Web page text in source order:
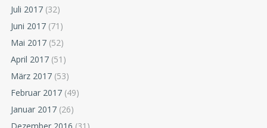
Juli 2017 (32)
Juni 2017 (71)
Mai 2017 (52)
April 2017 (51)
März 2017 (53)
Februar 2017 (49)
Januar 2017 (26)
Dezember 2016 (31)